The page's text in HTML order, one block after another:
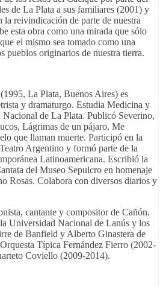
de La Plata a sus familiares (2001) y
la reivindicación de parte de nuestra
esta obra como una mirada que sólo
el mismo sea tomado como una
pueblos originarios de nuestra tierra.
La Plata, Buenos Aires) es
y dramaturgo. Estudia Medicina y
de La Plata. Publicó Severino,
Lágrimas de un pájaro, Me
que llaman muerte. Participó en la
Argentino y formó parte de la
Latinoamericana. Escribió la
del Museo Sepulcro en homenaje
Rosas. Colabora con diversos diarios y
cantante y compositor de Cañón.
Universidad Nacional de Lanús y los
de Banfield y Alberto Ginastera de
Típica Fernández Fierro (2002-
Coviello (2009-2014).